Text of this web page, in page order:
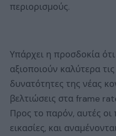
περιορισμούς.
Υπάρχει η προσδοκία
αξιοποιούν καλύτερα
δυνατότητες της νέας
βελτιώσεις στα frame
Προς το παρόν, αυτές οι
εικασίες, και